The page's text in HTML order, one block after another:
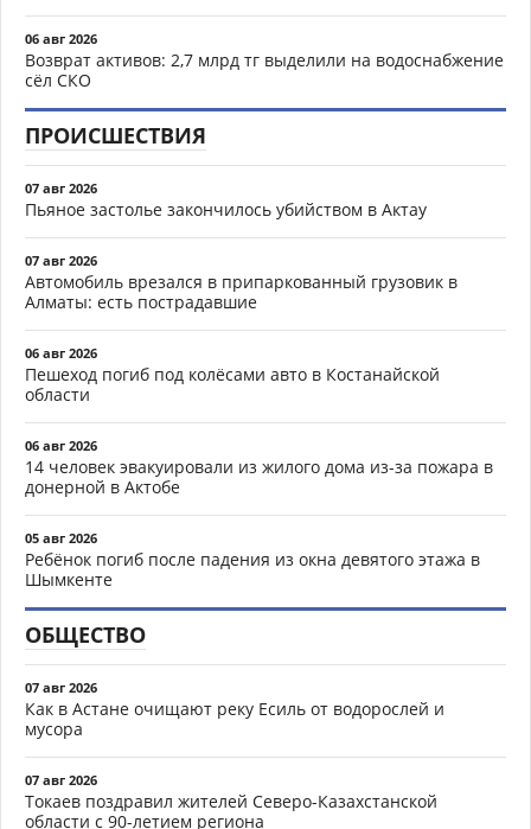
06 авг 2026
Возврат активов: 2,7 млрд тг выделили на водоснабжение
сёл СКО
ПРОИСШЕСТВИЯ
07 авг 2026
Пьяное застолье закончилось убийством в Актау
07 авг 2026
Автомобиль врезался в припаркованный грузовик в
Алматы: есть пострадавшие
06 авг 2026
Пешеход погиб под колёсами авто в Костанайской
области
06 авг 2026
14 человек эвакуировали из жилого дома из-за пожара в
донерной в Актобе
05 авг 2026
Ребёнок погиб после падения из окна девятого этажа в
Шымкенте
ОБЩЕСТВО
07 авг 2026
Как в Астане очищают реку Есиль от водорослей и
мусора
07 авг 2026
Токаев поздравил жителей Северо-Казахстанской
области с 90-летием региона